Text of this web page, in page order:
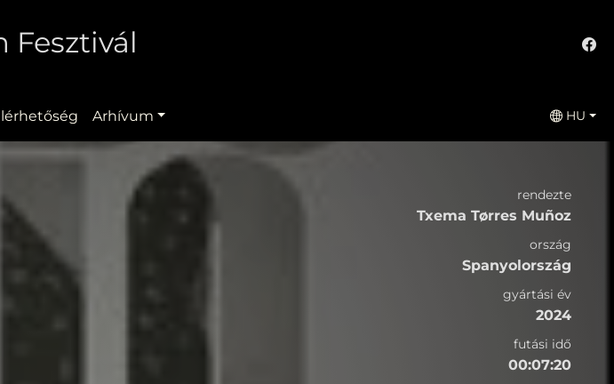
Fesztivál
Arhívum HU
rendezte
Txema Tørres Muñoz
ország
Spanyolország
gyártási év
2024
futási idő
00:07:20